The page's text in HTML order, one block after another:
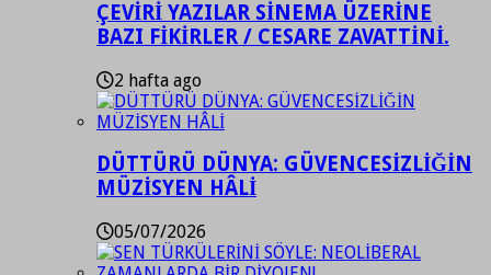
ÇEVİRİ YAZILAR SİNEMA ÜZERİNE
BAZI FİKİRLER / CESARE ZAVATTİNİ.
2 hafta ago
DÜTTÜRÜ DÜNYA: GÜVENCESİZLİĞİN
MÜZİSYEN HÂLİ
05/07/2026